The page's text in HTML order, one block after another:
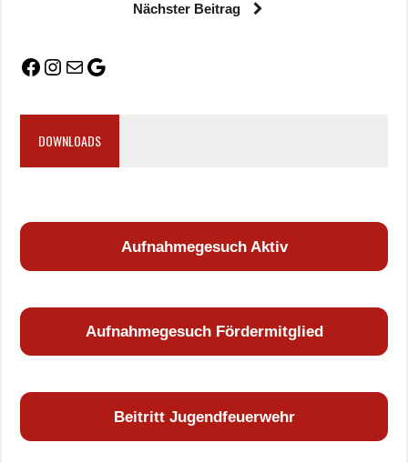
Nächster Beitrag
DOWNLOADS
Aufnahmegesuch Aktiv
Aufnahmegesuch Fördermitglied
Beitritt Jugendfeuerwehr